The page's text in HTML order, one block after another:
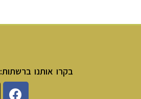
בקרו אותנו ברשתות: